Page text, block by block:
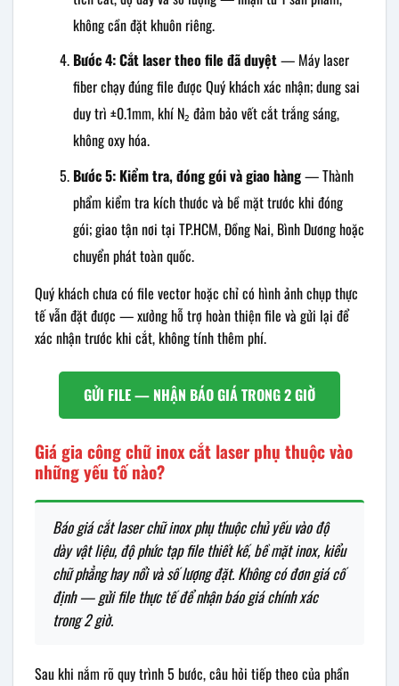
không cần đặt khuôn riêng.
Bước 4: Cắt laser theo file đã duyệt— Máy laser
fiber chạy đúng file được Quý khách xác nhận; dung sai
duy trì ±0.1mm, khí N₂ đảm bảo vết cắt trắng sáng,
không oxy hóa.
Bước 5: Kiểm tra, đóng gói và giao hàng— Thành
phẩm kiểm tra kích thước và bề mặt trước khi đóng
gói; giao tận nơi tại TP.HCM, Đồng Nai, Bình Dương hoặc
chuyển phát toàn quốc.
Quý khách chưa có file vector hoặc chỉ có hình ảnh chụp thực
tế vẫn đặt được — xưởng hỗ trợ hoàn thiện file và gửi lại để
xác nhận trước khi cắt, không tính thêm phí.
GỬI FILE — NHẬN BÁO GIÁ TRONG 2 GIỜ
Giá gia công chữ inox cắt laser phụ thuộc vào
những yếu tố nào?
Báo giá cắt laser chữ inox phụ thuộc chủ yếu vào độ
dày vật liệu, độ phức tạp file thiết kế, bề mặt inox, kiểu
chữ phẳng hay nổi và số lượng đặt. Không có đơn giá cố
định — gửi file thực tế để nhận báo giá chính xác
trong 2 giờ.
Sau khi nắm rõ quy trình 5 bước, câu hỏi tiếp theo của phần